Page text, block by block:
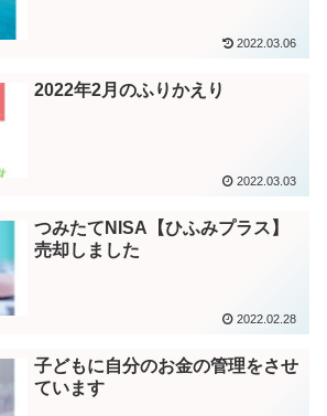
2022.03.06
2022年2月のふりかえり
2022.03.03
つみたてNISA【ひふみプラス】
売却しました
2022.02.28
子どもに自分のお金の管理をさせ
ています